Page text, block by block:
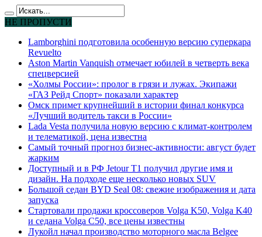
НЕ ПРОПУСТИ
Lamborghini подготовила особенную версию суперкара
Revuelto
Aston Martin Vanquish отмечает юбилей в четверть века
спецверсией
«Холмы России»: пролог в грязи и лужах. Экипажи
«ГАЗ Рейд Спорт» показали характер
Омск примет крупнейший в истории финал конкурса
«Лучший водитель такси в России»
Lada Vesta получила новую версию с климат-контролем
и телематикой, цена известна
Самый точный прогноз бизнес-активности: август будет
жарким
Доступный и в РФ Jetour T1 получил другие имя и
дизайн. На подходе еще несколько новых SUV
Большой седан BYD Seal 08: свежие изображения и дата
запуска
Стартовали продажи кроссоверов Volga K50, Volga K40
и седана Volga C50, все цены известны
Лукойл начал производство моторного масла Belgee